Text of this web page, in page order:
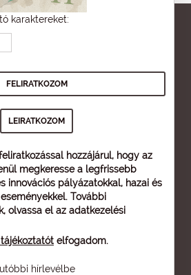
karaktereket:
hozzájárul, hogy az
megkeresse a legfrissebb
innovációs pályázatokkal, hazai és
További
olvassa el az adatkezelési
elfogadom.
hírlevélbe